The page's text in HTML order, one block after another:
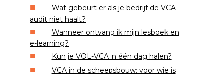
Wat gebeurt er als je bedrijf de VCA-
audit niet haalt?
Wanneer ontvang ik mijn lesboek en
e-learning?
Kun je VOL-VCA in één dag halen?
VCA in de scheepsbouw: voor wie is